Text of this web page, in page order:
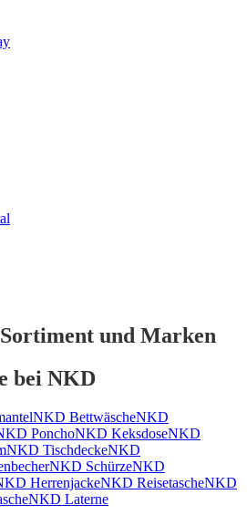
und Marken
bei NKD
NKD BettwäscheNKD
PonchoNKD KeksdoseNKD
NKD TischdeckeNKD
NKD SchürzeNKD
HerrenjackeNKD ReisetascheNKD
NKD Laterne